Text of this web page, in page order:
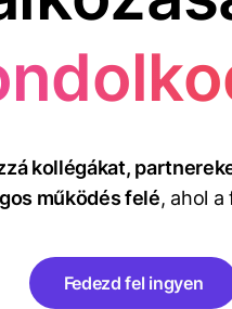
kollégákat,
működés felé, ahol
Fedezd fel ingyen